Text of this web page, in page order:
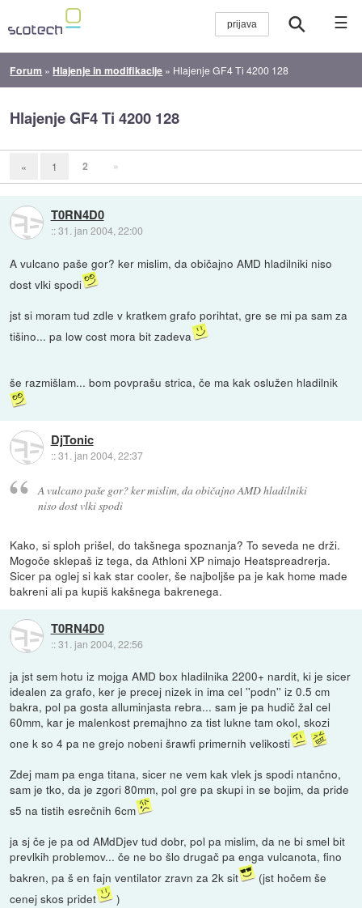
☰
Forum » Hlajenje in modifikacije » Hlajenje GF4 Ti 4200 128
Hlajenje GF4 Ti 4200 128
« 1 2 »
T0RN4D0
::31. jan 2004, 22:00
A vulcano paše gor? ker mislim, da običajno AMD hladilniki niso
dost vlki spodi
jst si moram tud zdle v kratkem grafo porihtat, gre se mi pa sam za
tišino... pa low cost mora bit zadeva
še razmišlam... bom povprašu strica, če ma kak oslužen hladilnik
DjTonic
::31. jan 2004, 22:37
A vulcano paše gor? ker mislim, da običajno AMD hladilniki
niso dost vlki spodi
Kako, si sploh prišel, do takšnega spoznanja? To seveda ne drži.
Mogoče sklepaš iz tega, da Athloni XP nimajo Heatspreadrerja.
Sicer pa oglej si kak star cooler, še najboljše pa je kak home made
bakreni ali pa kupiš kakšnega bakrenega.
T0RN4D0
::31. jan 2004, 22:56
ja jst sem hotu iz mojga AMD box hladilnika 2200+ nardit, ki je sicer
idealen za grafo, ker je precej nizek in ima cel ''podn'' iz 0.5 cm
bakra, pol pa gosta alluminjasta rebra... sam je pa hudič žal cel
60mm, kar je malenkost premajhno za tist lukne tam okol, skozi
one k so 4 pa ne grejo nobeni šrawfi primernih velikosti
Zdej mam pa enga titana, sicer ne vem kak vlek js spodi ntančno,
sam je tko, da je zgori 80mm, pol gre pa skupi in se bojim, da pride
s5 na tistih esrečnih 6cm
ja sj če je pa od AMdDjev tud dobr, pol pa mislim, da ne bi smel bit
prevlkih problemov... če ne bo šlo drugač pa enga vulcanota, fino
bakren, pa š en fajn ventilator zravn za 2k sit
(jst hočem še
cenej skos pridet
)